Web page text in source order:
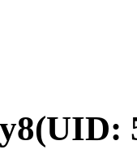
(UID: